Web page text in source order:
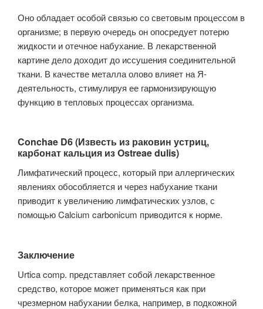
Оно обладает особой связью со световым процессом в
организме; в первую очередь он опосредует потерю
жидкости и отечное набухание. В лекарственной
картине дело доходит до иссушения соединительной
ткани. В качестве металла олово влияет на Я-
деятельность, стимулируя ее гармонизирующую
функцию в тепловых процессах организма.
Conchae D6 (Известь из раковин устриц,
карбонат кальция из Ostreae dulis)
Лимфатический процесс, который при аллергических
явлениях обособляется и через набухание ткани
приводит к увеличению лимфатических узлов, с
помощью Calcium carbonicum приводится к норме.
Заключение
Urtica comp. представляет собой лекарственное
средство, которое может применяться как при
чрезмерном набухании белка, например, в подкожной